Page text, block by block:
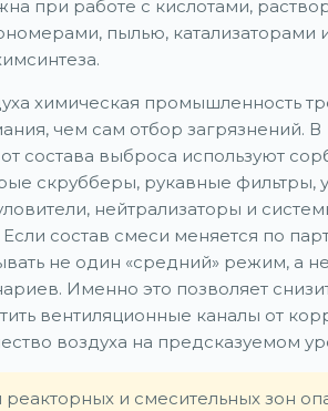
при работе с кислотами,
пылью, катализаторами
химическая промышленность
чем сам отбор загрязнений. В
состава выброса используют
скрубберы, рукавные фильтры,
нейтрализаторы и
состав смеси меняется по
не один «средний» режим, а
Именно это позволяет
вентиляционные каналы от
воздуха на предсказуемом
реакторных и смесительных зон